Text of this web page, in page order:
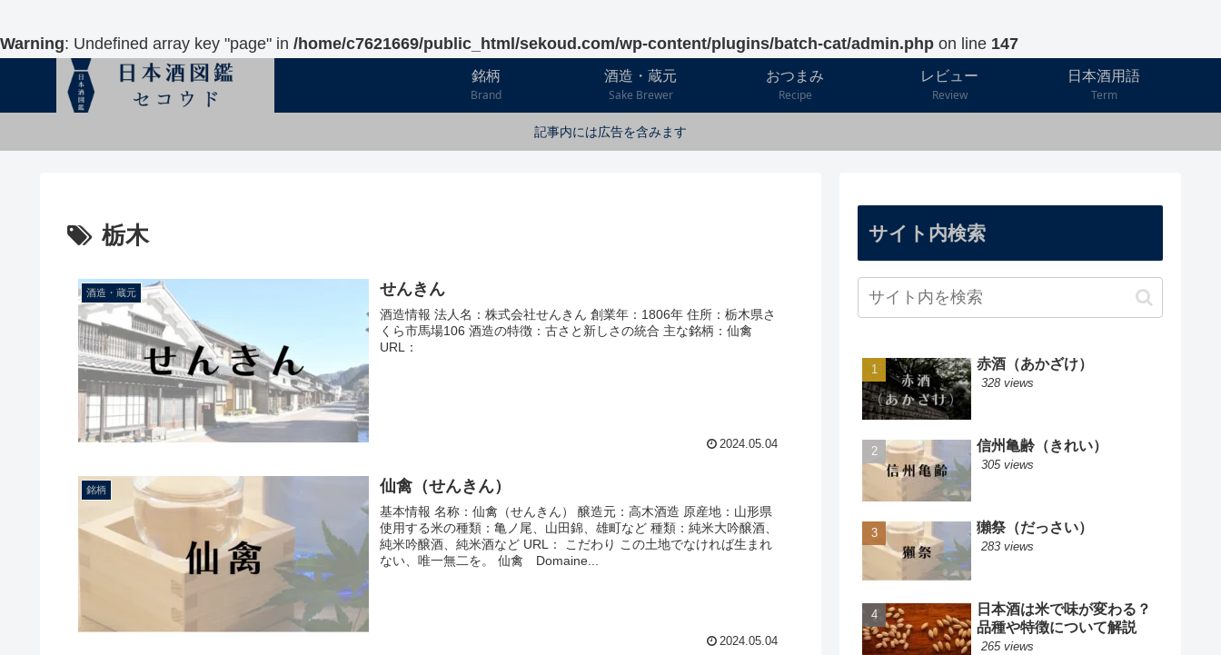
Warning: Undefined array key "page" in /home/c7621669/public_html/sekoud.com/wp-content/plugins/batch-cat/admin.php on line 147
銘柄
Brand
酒造・蔵元
Sake Brewer
おつまみ
Recipe
レビュー
Review
日本酒用語
Term
記事内には広告を含みます
栃木
酒造・蔵元 せんきん
酒造情報 法人名：株式会社せんきん 創業年：1806年 住所：栃木県さ
くら市馬場106 酒造の特徴：古さと新しさの統合 主な銘柄：仙禽
URL：
2024.05.04
銘柄 仙禽（せんきん）
基本情報 名称：仙禽（せんきん） 醸造元：高木酒造 原産地：山形県
使用する米の種類：亀ノ尾、山田錦、雄町など 種類：純米大吟醸酒、
純米吟醸酒、純米酒など URL： こだわり この土地でなければ生まれ
ない、唯一無二を。 仙禽 Domaine...
2024.05.04
サイト内検索
赤酒（あかざけ）
328 views
信州亀齢（きれい）
305 views
獺祭（だっさい）
283 views
日本酒は米で味が変わる？
品種や特徴について解説
265 views